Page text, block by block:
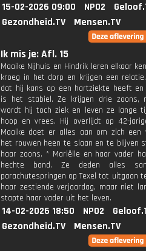
15-02-2026 09:00 NPO2
Gezondheid.TV
Mensen.TV
Ik mis je: Afl. 15
Maaike Nijhuis en Hindrik leren elkaar
kroeg in het dorp en krijgen een
dat hij kans op een hartziekte heeft en
is het stabiel. Ze krijgen drie zoons,
wordt hij toch ziek en leven ze lange
hoop en vrees. Hij overlijdt op 42-
Maaike doet er alles aan om zich een
het rouwen heen te slaan en te blijven
haar zoons. * Mariëlle en haar vader
hechte band. Ze deden alles
parachutespringen op Texel tot uitgaan
haar zestiende verjaardag, maar niet
stapte haar vader uit het leven.
14-02-2026 18:50 NPO2
Gezondheid.TV
Mensen.TV